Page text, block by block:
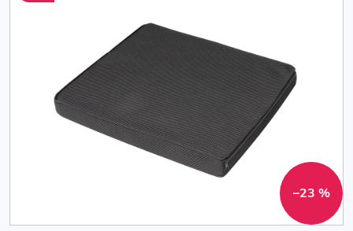
–23 %